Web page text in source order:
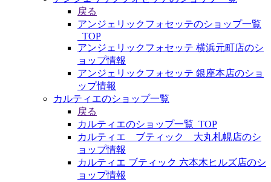
戻る
アンジェリックフォセッテのショップ一覧
_TOP
アンジェリックフォセッテ 横浜元町店のシ
ョップ情報
アンジェリックフォセッテ 銀座本店のショ
ップ情報
カルティエのショップ一覧
戻る
カルティエのショップ一覧_TOP
カルティエ ブティック 大丸札幌店のシ
ョップ情報
カルティエ ブティック 六本木ヒルズ店のシ
ョップ情報